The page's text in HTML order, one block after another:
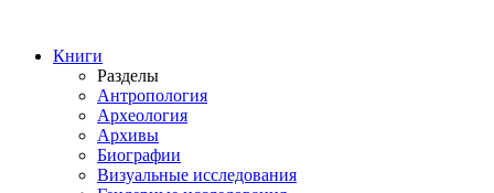
Книги
Разделы
Антропология
Археология
Архивы
Биографии
Визуальные исследования